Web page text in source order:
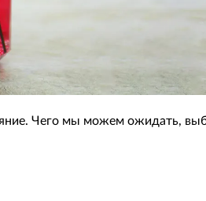
Чего мы можем ожидать,